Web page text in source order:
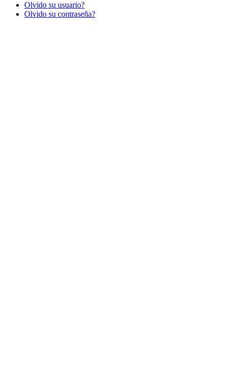
Olvido su usuario?
Olvido su contraseña?